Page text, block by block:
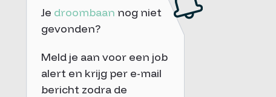
Je droombaan nog niet
gevonden?
Meld je aan voor een job
alert en krijg per e-mail
bericht zodra de